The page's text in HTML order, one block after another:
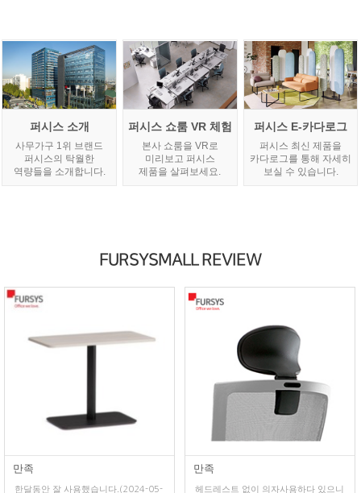
퍼시스 소개
사무가구 1위 브랜드
퍼시스의 탁월한
역량들을 소개합니다.
퍼시스 쇼룸 VR 체험
본사 쇼룸을 VR로
미리보고 퍼시스
제품을 살펴보세요.
퍼시스 E-카다로그
퍼시스 최신 제품을
카다로그를 통해 자세히
보실 수 있습니다.
FURSYSMALL REVIEW
만족
한달동안 잘 사용했습니다. (2024-05-
만족
헤드레스트 없이 의자사용하다 있으니